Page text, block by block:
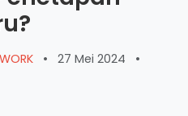
• 27 Mei 2024
•